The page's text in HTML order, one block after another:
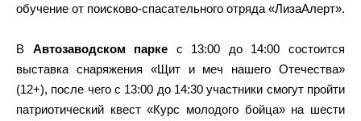
обучение от поисково-спасательного отряда «ЛизаАлерт».
В Автозаводском парке с 13:00 до 14:00 состоится
выставка снаряжения «Щит и меч нашего Отечества»
(12+), после чего с 13:00 до 14:30 участники смогут пройти
патриотический квест «Курс молодого бойца» на шести